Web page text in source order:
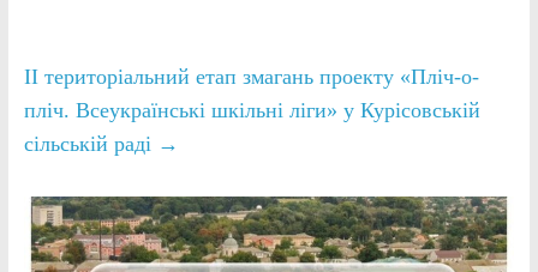
II територіальний етап змагань проекту «Пліч-о-
пліч. Всеукраїнські шкільні ліги» у Курісовській
сільській раді →